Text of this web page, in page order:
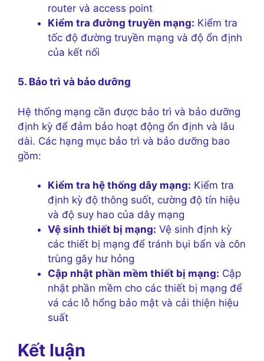
router và access point
Kiểm tra đường truyền mạng: Kiểm tra
tốc độ đường truyền mạng và độ ổn định
của kết nối
5. Bảo trì và bảo dưỡng
Hệ thống mạng cần được bảo trì và bảo dưỡng
định kỳ để đảm bảo hoạt động ổn định và lâu
dài. Các hạng mục bảo trì và bảo dưỡng bao
gồm:
Kiểm tra hệ thống dây mạng: Kiểm tra
định kỳ độ thông suốt, cường độ tín hiệu
và độ suy hao của dây mạng
Vệ sinh thiết bị mạng: Vệ sinh định kỳ
các thiết bị mạng để tránh bụi bẩn và côn
trùng gây hư hỏng
Cập nhật phần mềm thiết bị mạng: Cập
nhật phần mềm cho các thiết bị mạng để
vá các lỗ hổng bảo mật và cải thiện hiệu
suất
Kết luận